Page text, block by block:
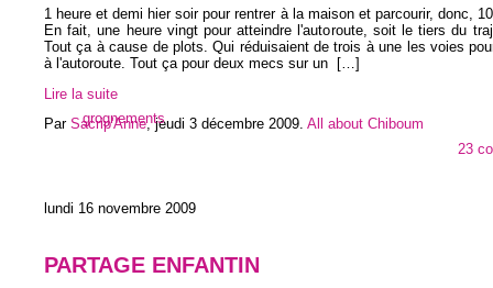
1 heure et demi hier soir pour rentrer à la maison et parcourir, donc,
En fait, une heure vingt pour atteindre l'autoroute, soit le tiers du
Tout ça à cause de plots. Qui réduisaient de trois à une les voies
à l'autoroute. Tout ça pour deux mecs sur un
[…]
Lire la suite
Par Sacrip'Anne,jeudi 3 décembre 2009. All about Chiboum
grognements
23
lundi 16 novembre 2009
PARTAGE ENFANTIN